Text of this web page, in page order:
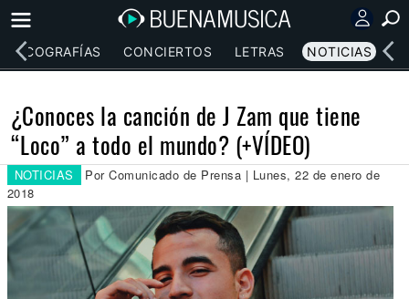
DISCOGRAFÍAS CONCIERTOS LETRAS NOTICIAS
¿Conoces la canción de J Zam que tiene
“Loco” a todo el mundo? (+VÍDEO)
NOTICIAS
Por Comunicado de Prensa | Lunes, 22 de enero de
2018